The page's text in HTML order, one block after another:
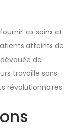
les soins et
atteints de
de
travaille sans
révolutionnaires